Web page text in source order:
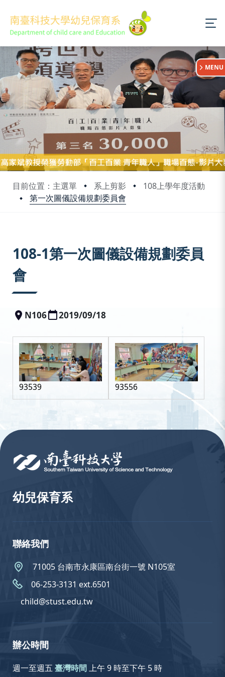
目前位置：主選單 系上剪影
108上學年度活動
第一次圖儀設備規劃委員會
:::
MENU
108-1第一次圖儀設備規劃委員
會
N106 2019/09/18
93539 93556
幼兒保育系
聯絡我們
71005 台南市永康區南台街一號 N105室
06-253-3131 ext.6501
child@stust.edu.tw
辦公時間
週一至週五 臺灣時間上午 9 時至下午 5 時